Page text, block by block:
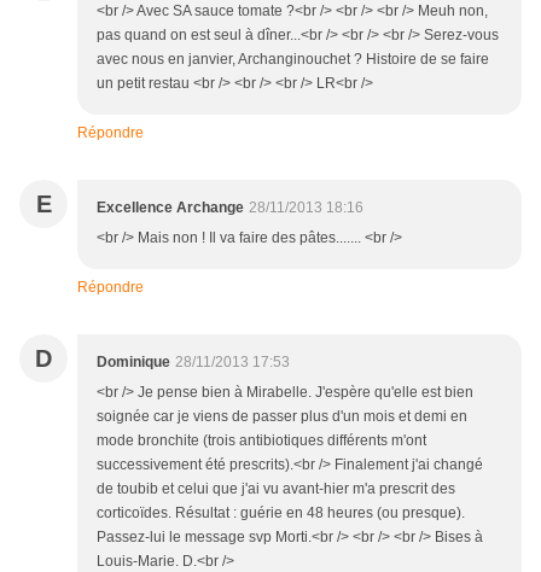
<br /> Avec SA sauce tomate ?<br /> <br /> <br /> Meuh non,
pas quand on est seul à dîner...<br /> <br /> <br /> Serez-vous
avec nous en janvier, Archanginouchet ? Histoire de se faire
un petit restau <br /> <br /> <br /> LR<br />
Répondre
E Excellence Archange 28/11/2013 18:16
<br /> Mais non ! Il va faire des pâtes....... <br />
Répondre
D Dominique 28/11/2013 17:53
<br /> Je pense bien à Mirabelle. J'espère qu'elle est bien
soignée car je viens de passer plus d'un mois et demi en
mode bronchite (trois antibiotiques différents m'ont
successivement été prescrits).<br /> Finalement j'ai changé
de toubib et celui que j'ai vu avant-hier m'a prescrit des
corticoïdes. Résultat : guérie en 48 heures (ou presque).
Passez-lui le message svp Morti.<br /> <br /> <br /> Bises à
Louis-Marie. D.<br />